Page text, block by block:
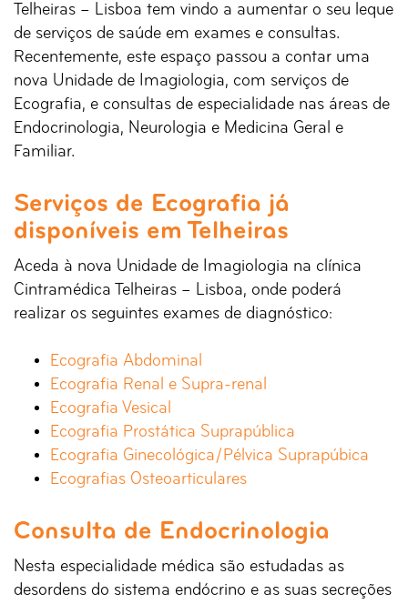
Telheiras – Lisboa tem vindo a aumentar o seu leque
de serviços de saúde em exames e consultas.
Recentemente, este espaço passou a contar uma
nova Unidade de Imagiologia, com serviços de
Ecografia, e consultas de especialidade nas áreas de
Endocrinologia, Neurologia e Medicina Geral e
Familiar.
Serviços de Ecografia já
disponíveis em Telheiras
Aceda à nova Unidade de Imagiologia na clínica
Cintramédica Telheiras – Lisboa, onde poderá
realizar os seguintes exames de diagnóstico:
Ecografia Abdominal
Ecografia Renal e Supra-renal
Ecografia Vesical
Ecografia Prostática Suprapública
Ecografia Ginecológica/Pélvica Suprapúbica
Ecografias Osteoarticulares
Consulta de Endocrinologia
Nesta especialidade médica são estudadas as
desordens do sistema endócrino e as suas secreções